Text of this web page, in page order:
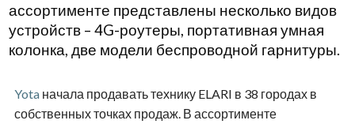
ассортименте представлены несколько видов
устройств – 4G-роутеры, портативная умная
колонка, две модели беспроводной гарнитуры.
Yotaначала продавать технику ELARI в 38 городах в
собственных точках продаж. В ассортименте